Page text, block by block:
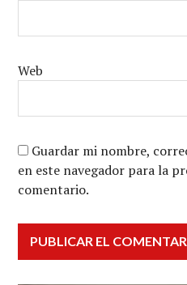
Web
Guardar mi nombre,
en este navegador para la
comentario.